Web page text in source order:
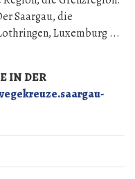
Saargau, die
Luxemburg ...
IN DER